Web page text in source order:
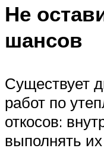
Не
шансов
Существует
работ по
откосов:
выполнять